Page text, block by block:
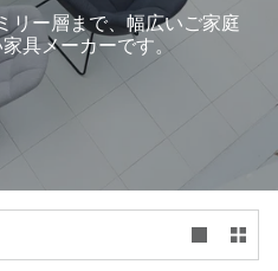
リー層まで、幅広いご家庭
具メーカーです。